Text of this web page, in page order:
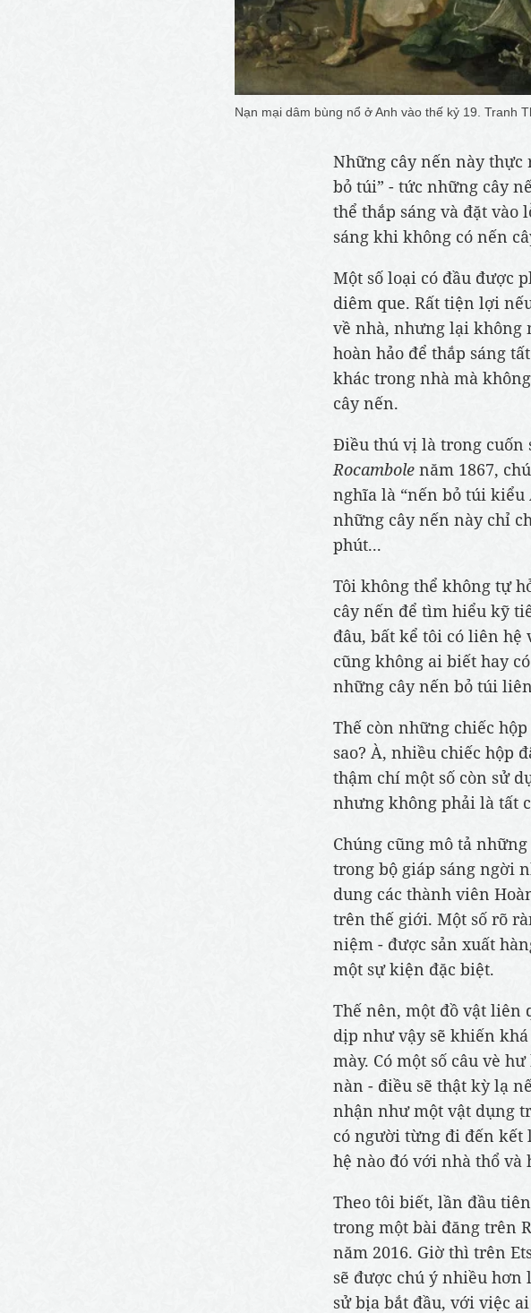
Nạn mại dâm bùng nổ ở Anh vào thế kỷ 19. Tranh
Những cây nến này thực
bỏ túi” - tức những cây
thể thắp sáng và đặt vào
sáng khi không có nến
Một số loại có đầu được
diêm que. Rất tiện lợi
về nhà, nhưng lại không
hoàn hảo để thắp sáng
khác trong nhà mà
cây nến.
Điều thú vị là trong cuốn
Rocambole năm 1867,
nghĩa là “nến bỏ túi kiểu
những cây nến này chỉ
phút...
Tôi không thể không tự
cây nến để tìm hiểu kỹ
đâu, bất kể tôi có liên hệ
cũng không ai biết hay
những cây nến bỏ túi
Thế còn những chiếc
sao? À, nhiều chiếc hộp
thậm chí một số còn sử
nhưng không phải là tất
Chúng cũng mô tả
trong bộ giáp sáng ngời
dung các thành viên
trên thế giới. Một số rõ
niệm - được sản xuất
một sự kiện đặc biệt.
Thế nên, một đồ vật liên
dịp như vậy sẽ khiến
mày. Có một số câu vè
nàn - điều sẽ thật kỳ lạ
nhận như một vật dụng
có người từng đi đến kết
hệ nào đó với nhà thổ và
Theo tôi biết, lần đầu
trong một bài đăng trên
năm 2016. Giờ thì trên
sẽ được chú ý nhiều hơn
sử bịa bắt đầu, với việc